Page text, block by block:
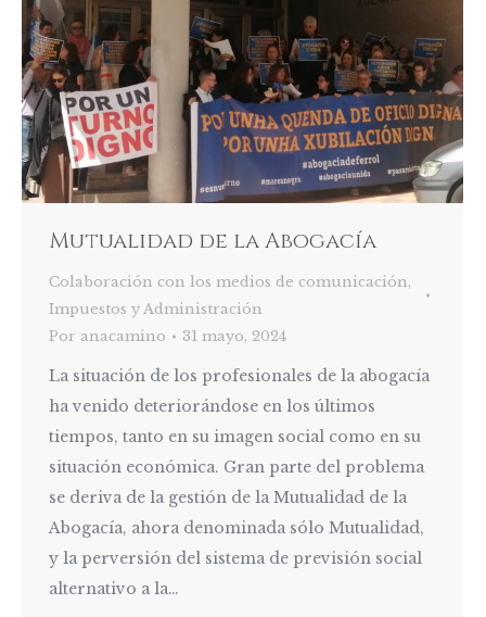
Mutualidad de la Abogacía
Colaboración con los medios de comunicación,
Impuestos y Administración
Por anacamino 31 mayo, 2024
La situación de los profesionales de la abogacía
ha venido deteriorándose en los últimos
tiempos, tanto en su imagen social como en su
situación económica. Gran parte del problema
se deriva de la gestión de la Mutualidad de la
Abogacía, ahora denominada sólo Mutualidad,
y la perversión del sistema de previsión social
alternativo a la…